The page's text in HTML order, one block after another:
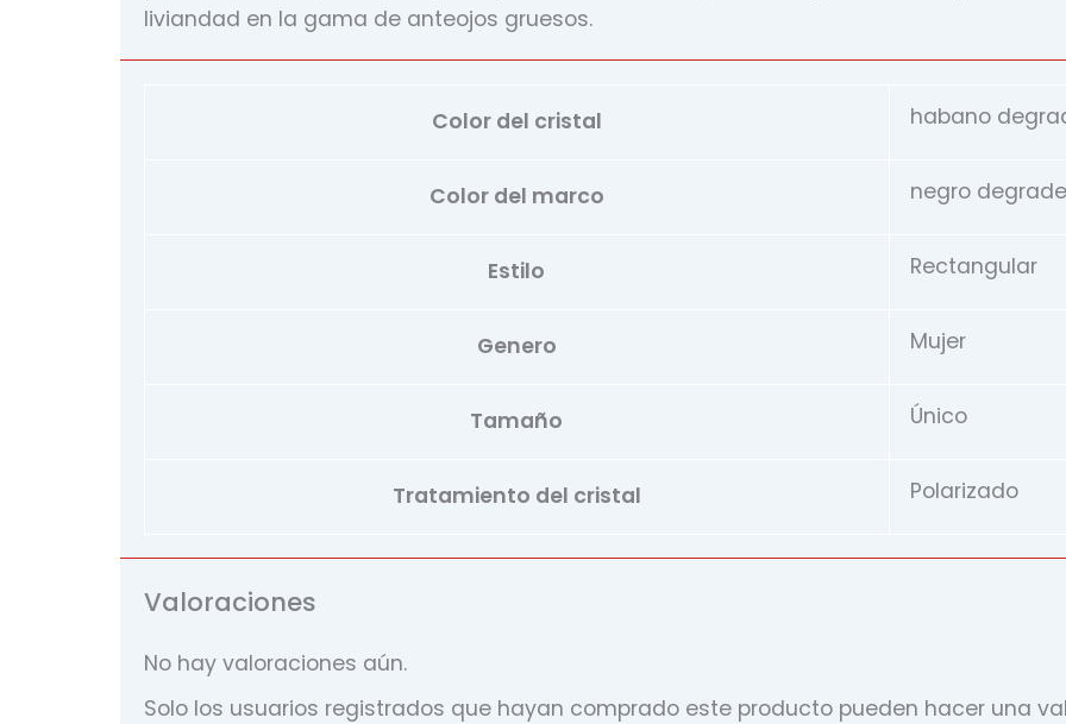
liviandad en la gama de anteojos gruesos.
Color del cristal habano
Color del marco negro degrade
Estilo Rectangular
Genero Mujer
Tamaño Único
Tratamiento del cristal Polarizado
Valoraciones
No hay valoraciones aún.
Solo los usuarios registrados que hayan comprado este producto pueden hacer una